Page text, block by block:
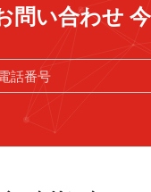
問い合わせ